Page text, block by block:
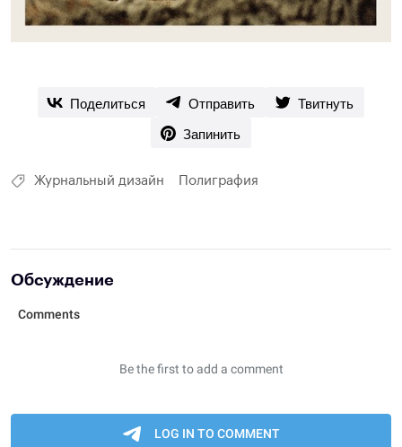
Поделиться Отправить
Твитнуть
Запинить
Журнальный дизайн Полиграфия
Обсуждение